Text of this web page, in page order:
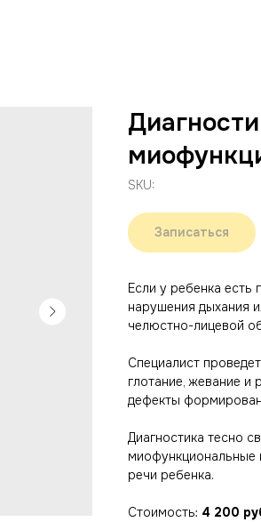
SKU:
Записаться
Если у ребенка
нарушения дыхания
челюстно-лицевой
Специалист
глотание, жевание и
дефекты
Диагностика тесно
миофункциональные
речи ребенка.
Стоимость: 4 200